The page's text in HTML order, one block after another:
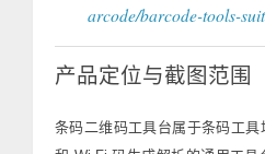
arcode/barcode-tools-
产品定位与截图范围
条码二维码工具台属于条码工